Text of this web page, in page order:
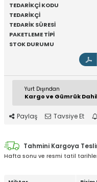
TEDARİKÇİ KODU
TEDARİKÇİ
TEDARİK SÜRESİ
PAKETLEME TİPİ
STOK DURUMU
Yurt Dışından
Kargo ve Gümrük Dahil
Paylaş Tavsiye Et
Tahmini Kargoya
Hafta sonu ve resmi tatil